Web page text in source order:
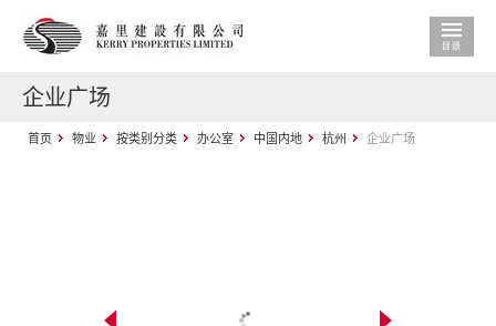
企业广场
首页 物业 按类别分类 办公室 中国内地 杭州 企业广场